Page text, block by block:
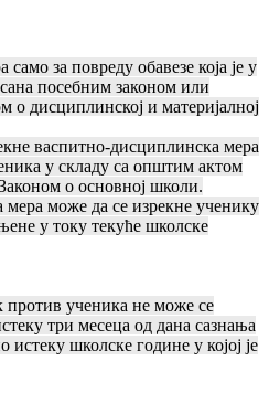
за повреду обавезе која је у
посебним законом или
дисциплинској и материјалној
васпитно-дисциплинска мера
у складу са општим актом
о основној школи.
може да се изрекне ученику
у току текуће школске
ученика не може се
три месеца од дана сазнања
истеку школске године у којој је